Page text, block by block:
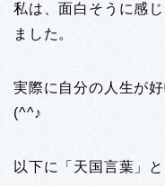
私は、面白そうに感
ました。
実際に自分の人生が
(^^♪
以下に「天国言葉」